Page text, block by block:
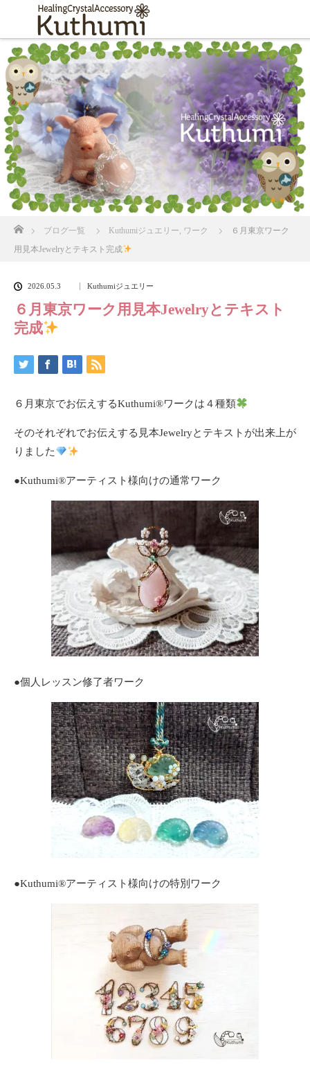
ブログ一覧 Kuthumiジュエリー, ワーク
６月東京ワーク
用見本Jewelryとテキスト完成
2026.05.3 Kuthumiジュエリー
６月東京ワーク用見本Jewelryとテキスト
完成
６月東京でお伝えするKuthumi®️ワークは４種類
そのそれぞれでお伝えする見本Jewelryとテキストが出来上が
りました
●Kuthumi®️アーティスト様向けの通常ワーク
●個人レッスン修了者ワーク
●Kuthumi®️アーティスト様向けの特別ワーク